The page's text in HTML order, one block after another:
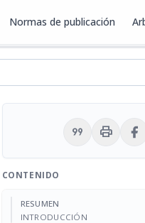
Normas de publicación
format_quote print
CONTENIDO
RESUMEN
INTRODUCCIÓN